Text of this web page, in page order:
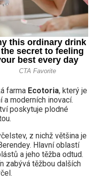
farma Ecotoria, který je
moderních inovací.
poskytuje plodné
z nichž většina je
Hlavní oblastí
a jeho těžba odtud.
zabývá těžbou dalších